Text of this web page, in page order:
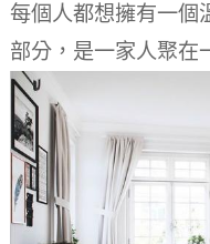
每個人都想擁有一個
部分，是一家人聚在